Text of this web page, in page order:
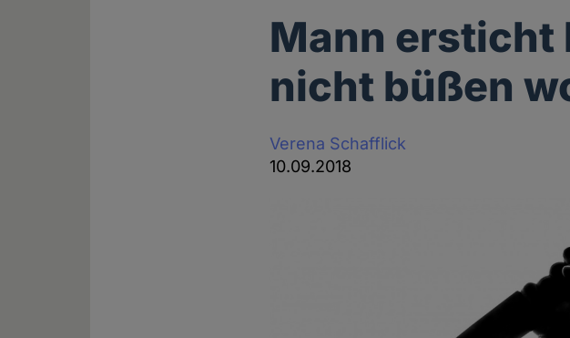
Mann ersticht
nicht büßen
Verena Schafflick
10.09.2018